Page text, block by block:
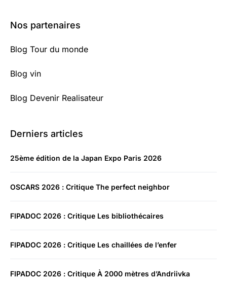
Nos partenaires
Blog Tour du monde
Blog vin
Blog Devenir Realisateur
Derniers articles
25ème édition de la Japan Expo Paris 2026
OSCARS 2026 : Critique The perfect neighbor
FIPADOC 2026 : Critique Les bibliothécaires
FIPADOC 2026 : Critique Les chaillées de l’enfer
FIPADOC 2026 : Critique À 2000 mètres d’Andriivka